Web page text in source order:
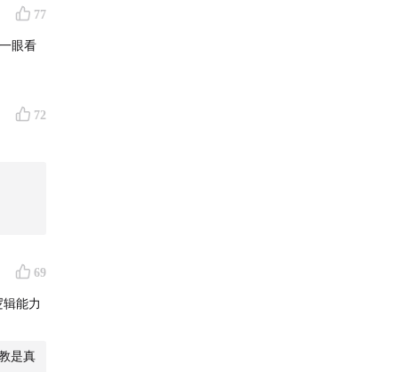
77
眼看
72
69
能力
是真